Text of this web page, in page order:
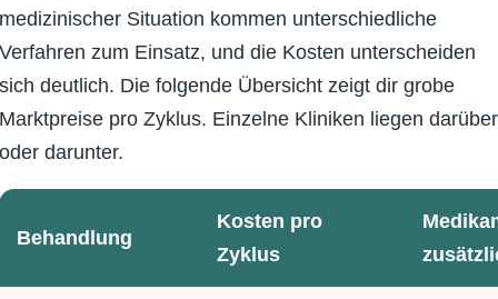
medizinischer Situation kommen unterschiedliche
Verfahren zum Einsatz, und die Kosten unterscheiden
sich deutlich. Die folgende Übersicht zeigt dir grobe
Marktpreise pro Zyklus. Einzelne Kliniken liegen darüber
oder darunter.
Behandlung
Kosten pro
Zyklus